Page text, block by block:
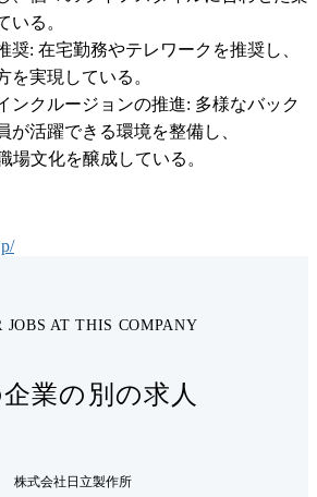
いる。
奨: 在宅勤務やテレワークを推奨し、
を実現している。
ンクルージョンの推進: 多様なバック
が活躍できる環境を整備し、
場文化を醸成している。
JOBS AT THIS COMPANY
業の別の求人
株式会社日立製作所